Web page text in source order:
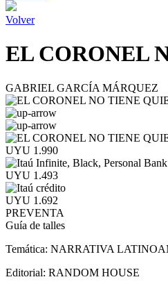
Volver
EL CORONEL
GABRIEL GARCÍA MÁRQUEZ
UYU 1.990
UYU 1.493
UYU 1.692
PREVENTA
Guía de talles
Temática: NARRATIVA
Editorial: RANDOM HOUSE